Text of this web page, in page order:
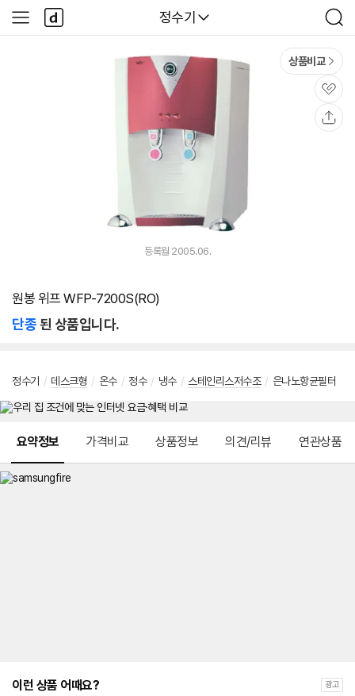
다나와
정수기
검
색
사
이
다
나
와
상품비교
관
심
등록월 2005.06.
원봉 위프 WFP-7200S(RO)
단종된 상품입니다.
정수기 / 데스크형 / 온수 / 정수 / 냉수 / 스테인리스저수조 / 은나노항균필터
요약정보 가격비교 상품정보 의견/리뷰 연관상품
이런 상품 어때요? 광고